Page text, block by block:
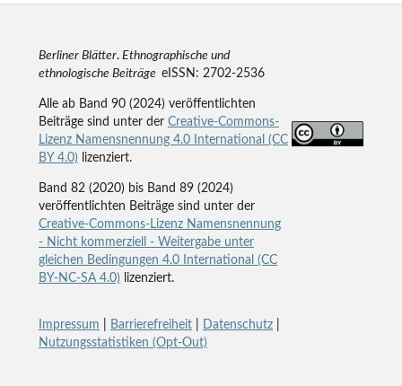
Berliner Blätter.Ethnographische und
ethnologische Beiträge eISSN: 2702-2536
Alle ab Band 90 (2024) veröffentlichten
Beiträge sind unter der Creative-Commons-
Lizenz Namensnennung 4.0 International (CC
BY 4.0) lizenziert.
Band 82 (2020) bis Band 89 (2024)
veröffentlichten Beiträge sind unter der
Creative-Commons-Lizenz Namensnennung
- Nicht kommerziell - Weitergabe unter
gleichen Bedingungen 4.0 International (CC
BY-NC-SA 4.0) lizenziert.
Impressum Barrierefreiheit| Datenschutz|
Nutzungsstatistiken (Opt-Out)